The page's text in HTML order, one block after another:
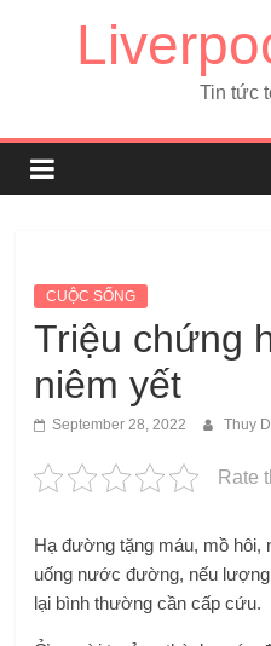
Tin tức
CUỘC SỐNG
Triệu chứng
niêm yết
September 28, 2022 Thuy
Rate
Hạ đường tặng máu, mồ
uống nước đường, nếu
lại bình thường cần cấp cứu.